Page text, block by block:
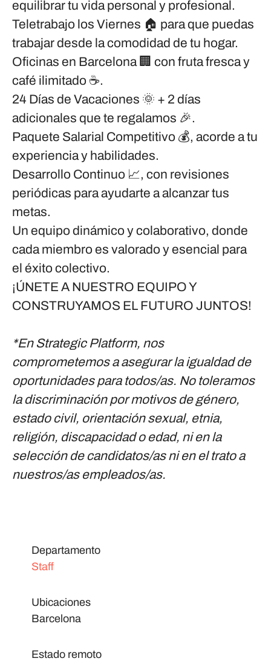
equilibrar tu vida personal y profesional.
Teletrabajo los Viernes 🏠 para que puedas
trabajar desde la comodidad de tu hogar.
Oficinas en Barcelona 🏢 con fruta fresca y
café ilimitado ☕.
24 Días de Vacaciones 🌞 + 2 días
adicionales que te regalamos 🎉.
Paquete Salarial Competitivo 💰, acorde a tu
experiencia y habilidades.
Desarrollo Continuo 📈, con revisiones
periódicas para ayudarte a alcanzar tus
metas.
Un equipo dinámico y colaborativo, donde
cada miembro es valorado y esencial para
el éxito colectivo.
¡ÚNETE A NUESTRO EQUIPO Y
CONSTRUYAMOS EL FUTURO JUNTOS!
*En Strategic Platform, nos
comprometemos a asegurar la igualdad de
oportunidades para todos/as. No toleramos
la discriminación por motivos de género,
estado civil, orientación sexual, etnia,
religión, discapacidad o edad, ni en la
selección de candidatos/as ni en el trato a
nuestros/as empleados/as.
Departamento
Staff
Ubicaciones
Barcelona
Estado remoto